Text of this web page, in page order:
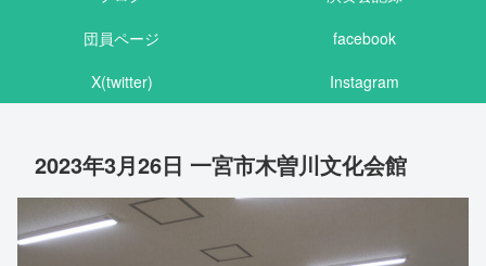
団員ページ
facebook
X(twitter)
Instagram
2023年3月26日 一宮市木曽川文化会館